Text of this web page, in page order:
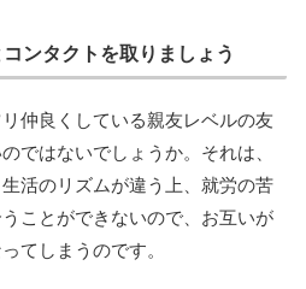
ンタクトを取りましょう
仲良くしている親友レベルの友
ではないでしょうか。それは、
活のリズムが違う上、就労の苦
ことができないので、お互いが
てしまうのです。